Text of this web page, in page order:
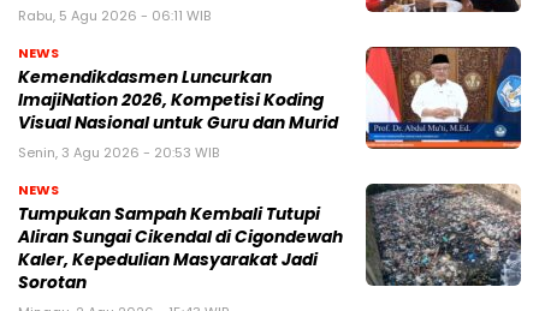
Rabu, 5 Agu 2026 - 06:11 WIB
NEWS
Kemendikdasmen Luncurkan
ImajiNation 2026, Kompetisi Koding
Visual Nasional untuk Guru dan Murid
Senin, 3 Agu 2026 - 20:53 WIB
NEWS
Tumpukan Sampah Kembali Tutupi
Aliran Sungai Cikendal di Cigondewah
Kaler, Kepedulian Masyarakat Jadi
Sorotan